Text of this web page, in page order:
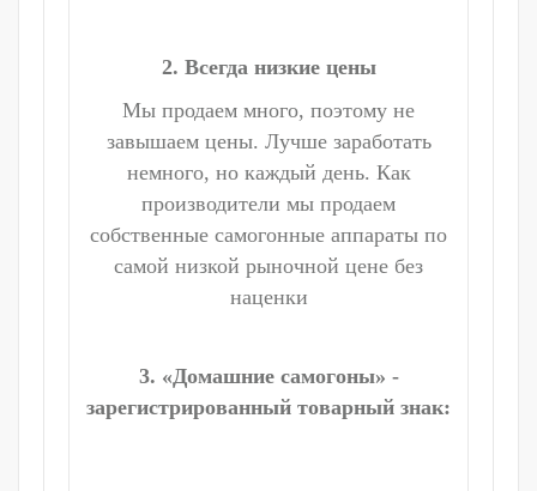
2. Всегда низкие цены
Мы продаем много, поэтому не
завышаем цены. Лучше заработать
немного, но каждый день. Как
производители мы продаем
собственные самогонные аппараты по
самой низкой рыночной цене без
наценки
3. «Домашние самогоны» -
зарегистрированный товарный знак: